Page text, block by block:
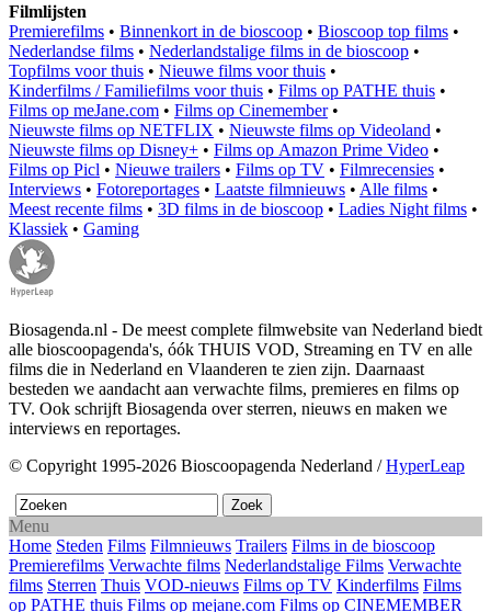
Filmlijsten
Premierefilms • Binnenkort in de bioscoop • Bioscoop top films •
Nederlandse films • Nederlandstalige films in de bioscoop •
Topfilms voor thuis • Nieuwe films voor thuis •
Kinderfilms / Familiefilms voor thuis • Films op PATHE thuis •
Films op meJane.com • Films op Cinemember•
Nieuwste films op NETFLIX • Nieuwste films op Videoland •
Nieuwste films op Disney+ • Films op Amazon Prime Video •
Films op Picl • Nieuwe trailers • Films op TV • Filmrecensies •
Interviews • Fotoreportages • Laatste filmnieuws • Alle films •
Meest recente films • 3D films in de bioscoop • Ladies Night films •
Klassiek • Gaming
Biosagenda.nl - De meest complete filmwebsite van Nederland biedt
alle bioscoopagenda's, óók THUIS VOD, Streaming en TV en alle
films die in Nederland en Vlaanderen te zien zijn. Daarnaast
besteden we aandacht aan verwachte films, premieres en films op
TV. Ook schrijft Biosagenda over sterren, nieuws en maken we
interviews en reportages.
© Copyright 1995-2026 Bioscoopagenda Nederland /HyperLeap
Menu
Home Steden Films Filmnieuws Trailers Films in de bioscoop
Premierefilms Verwachte films Nederlandstalige Films Verwachte
films Sterren Thuis VOD-nieuws Films op TV Kinderfilms Films
op PATHE thuis Films op mejane.com Films op CINEMEMBER